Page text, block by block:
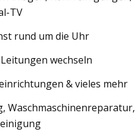
TV
rund um die Uhr
wechseln
& vieles mehr
Waschmaschinenreparatur,